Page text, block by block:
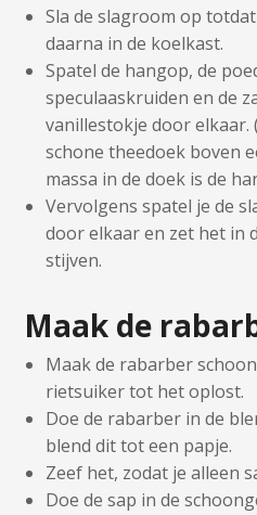
Sla de slagroom op
daarna in de koelkast.
Spatel de hangop, de
speculaaskruiden en de
vanillestokje door elkaar.
schone theedoek boven
massa in de doek is de
Vervolgens spatel je de
door elkaar en zet het in
stijven.
Maak de
Maak de rabarber
rietsuiker tot het oplost.
Doe de rabarber in de
blend dit tot een papje.
Zeef het, zodat je alleen
Doe de sap in de